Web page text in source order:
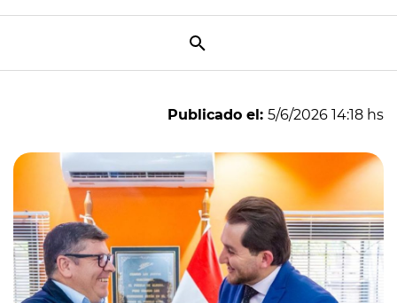
Publicado el: 5/6/2026 14:18 hs